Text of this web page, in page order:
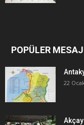
POPÜLER
22